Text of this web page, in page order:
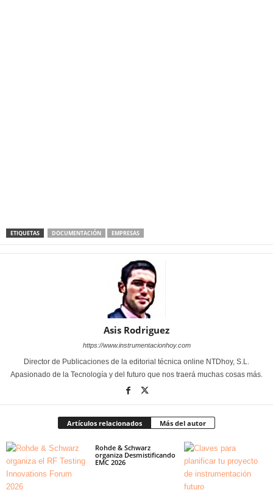
ETIQUETAS DOCUMENTACIÓN EMPRESAS
Asis Rodriguez
https://www.instrumentacionhoy.com
Director de Publicaciones de la editorial técnica online NTDhoy, S.L.
Apasionado de la Tecnología y del futuro que nos traerá muchas cosas más.
Artículos relacionados Más del autor
Rohde & Schwarz
organiza Desmistificando
EMC 2026